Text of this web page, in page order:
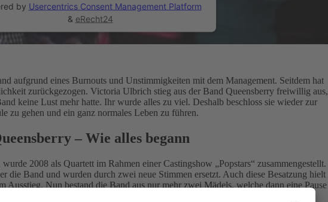
by Usercentrics Consent Management Platform
& eRecht24
aufgrund eines Burnouts und Unstimmigkeiten mit dem Management. Seitdem hat
zurückgezogen. Victoria Ulbrich stieg aus der Band Queensberry freiwillig aus,
keine Lust mehr hatte. Ihr wurde alles zu viel. Deshalb beschloss sie wieder zur
zu gehen und ein ganz normales Leben zu führen.
– Wie alles begann
2008 als Quartett im Rahmen einer Castingshow „Popstars“ zusammengestellt.
die Band und wurden durch zwei neue Stimmen ersetzt. Auch diese Besatzung hielt
Ausstieg. Nun bestand die Band aus nur mehr zwei Mädels, welche dann eine Pause
Im Jahre 2013 kam dann das endgültige Aus der vier Jahre alten Band.